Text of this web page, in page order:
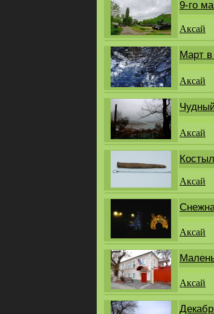
9-го
Аксай
Март
Аксай
Аксай
Аксай
Аксай
Аксай